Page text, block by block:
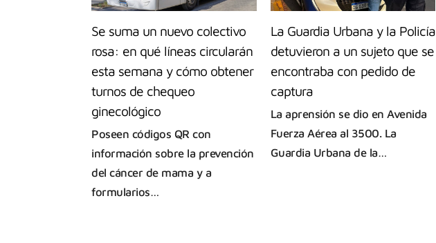
Se suma un nuevo colectivo
rosa: en qué líneas circularán
esta semana y cómo obtener
turnos de chequeo
ginecológico
Poseen códigos QR con
información sobre la prevención
del cáncer de mama y a
formularios…
La Guardia Urbana y la Policía
detuvieron a un sujeto que se
encontraba con pedido de
captura
La aprensión se dio en Avenida
Fuerza Aérea al 3500. La
Guardia Urbana de la…